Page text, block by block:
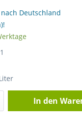
Deutschland
In den